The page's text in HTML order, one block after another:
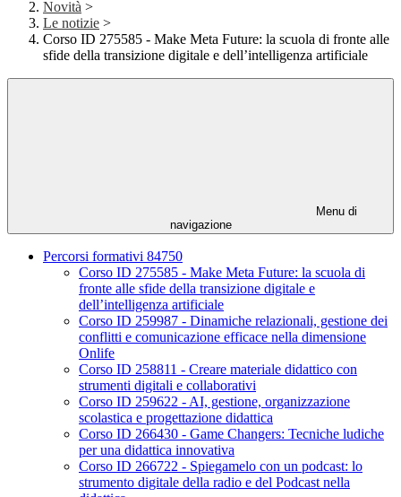
Novità >
Le notizie >
Corso ID 275585 - Make Meta Future: la scuola di fronte alle
sfide della transizione digitale e dell’intelligenza artificiale
Menu di
navigazione
Percorsi formativi 84750
Corso ID 275585 - Make Meta Future: la scuola di
fronte alle sfide della transizione digitale e
dell’intelligenza artificiale
Corso ID 259987 - Dinamiche relazionali, gestione dei
conflitti e comunicazione efficace nella dimensione
Onlife
Corso ID 258811 - Creare materiale didattico con
strumenti digitali e collaborativi
Corso ID 259622 - AI, gestione, organizzazione
scolastica e progettazione didattica
Corso ID 266430 - Game Changers: Tecniche ludiche
per una didattica innovativa
Corso ID 266722 - Spiegamelo con un podcast: lo
strumento digitale della radio e del Podcast nella